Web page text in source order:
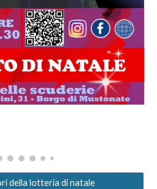
della lotteria di natale